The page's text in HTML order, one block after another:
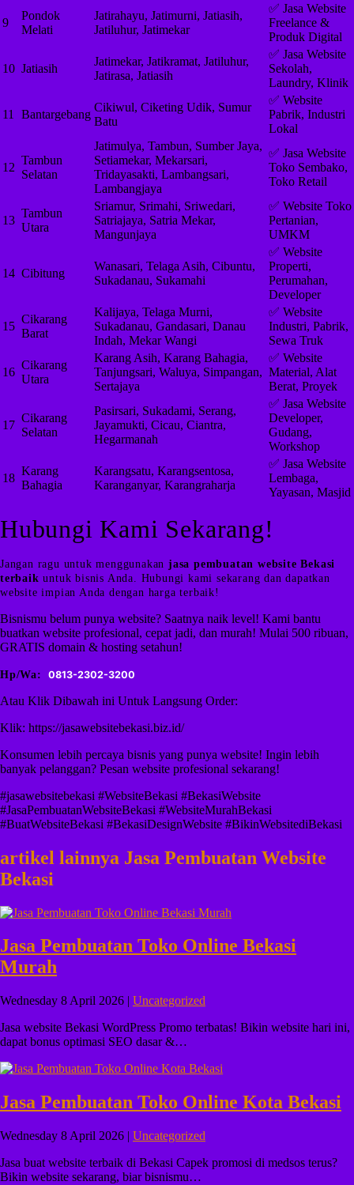
9
Pondok
Melati
Jatirahayu, Jatimurni, Jatiasih,
Jatiluhur, Jatimekar
✅ Jasa Website
Freelance &
Produk Digital
10 Jatiasih
Jatimekar, Jatikramat, Jatiluhur,
Jatirasa, Jatiasih
✅ Jasa Website
Sekolah,
Laundry, Klinik
11 Bantargebang
Cikiwul, Ciketing Udik, Sumur
Batu
✅ Website
Pabrik, Industri
Lokal
12
Tambun
Selatan
Jatimulya, Tambun, Sumber Jaya,
Setiamekar, Mekarsari,
Tridayasakti, Lambangsari,
Lambangjaya
✅ Jasa Website
Toko Sembako,
Toko Retail
13
Tambun
Utara
Sriamur, Srimahi, Sriwedari,
Satriajaya, Satria Mekar,
Mangunjaya
✅ Website Toko
Pertanian,
UMKM
14 Cibitung
Wanasari, Telaga Asih, Cibuntu,
Sukadanau, Sukamahi
✅ Website
Properti,
Perumahan,
Developer
15
Cikarang
Barat
Kalijaya, Telaga Murni,
Sukadanau, Gandasari, Danau
Indah, Mekar Wangi
✅ Website
Industri, Pabrik,
Sewa Truk
16
Cikarang
Utara
Karang Asih, Karang Bahagia,
Tanjungsari, Waluya, Simpangan,
Sertajaya
✅ Website
Material, Alat
Berat, Proyek
17
Cikarang
Selatan
Pasirsari, Sukadami, Serang,
Jayamukti, Cicau, Ciantra,
Hegarmanah
✅ Jasa Website
Developer,
Gudang,
Workshop
18
Karang
Bahagia
Karangsatu, Karangsentosa,
Karanganyar, Karangraharja
✅ Jasa Website
Lembaga,
Yayasan, Masjid
Hubungi Kami Sekarang!
Jangan ragu untuk menggunakan jasa pembuatan website Bekasi
terbaik untuk bisnis Anda. Hubungi kami sekarang dan dapatkan
website impian Anda dengan harga terbaik!
Bisnismu belum punya website? Saatnya naik level! Kami bantu
buatkan website profesional, cepat jadi, dan murah! Mulai 500 ribuan,
GRATIS domain & hosting setahun!
Hp/Wa: 0813-2302-3200
Atau Klik Dibawah ini Untuk Langsung Order:
Klik: https://jasawebsitebekasi.biz.id/
Konsumen lebih percaya bisnis yang punya website! Ingin lebih
banyak pelanggan? Pesan website profesional sekarang!
#jasawebsitebekasi #WebsiteBekasi #BekasiWebsite
#JasaPembuatanWebsiteBekasi #WebsiteMurahBekasi
#BuatWebsiteBekasi #BekasiDesignWebsite #BikinWebsitediBekasi
artikel lainnya Jasa Pembuatan Website
Bekasi
Jasa Pembuatan Toko Online Bekasi
Murah
Wednesday 8 April 2026 | Uncategorized
Jasa website Bekasi WordPress Promo terbatas! Bikin website hari ini,
dapat bonus optimasi SEO dasar &…
Jasa Pembuatan Toko Online Kota Bekasi
Wednesday 8 April 2026 | Uncategorized
Jasa buat website terbaik di Bekasi Capek promosi di medsos terus?
Bikin website sekarang, biar bisnismu…